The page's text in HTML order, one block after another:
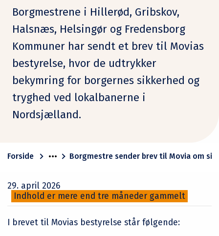
Borgmestrene i Hillerød, Gribskov,
Halsnæs, Helsingør og Fredensborg
Kommuner har sendt et brev til Movias
bestyrelse, hvor de udtrykker
bekymring for borgernes sikkerhed og
tryghed ved lokalbanerne i
Nordsjælland.
Forside Borgmestre sender brev til Movia om
29. april 2026
Indhold er mere end tre måneder gammelt
I brevet til Movias bestyrelse står følgende: